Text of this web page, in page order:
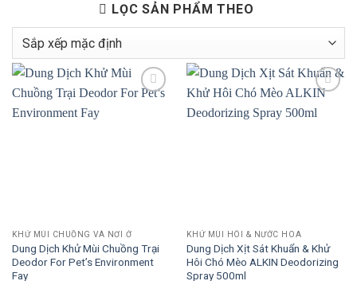
LỌC SẢN PHẨM THEO
KHỬ MÙI CHUỒNG VÀ NƠI Ở
Dung Dịch Khử Mùi Chuồng Trại
Deodor For Pet’s Environment
Fay
wishlist
KHỬ MÙI HÔI & NƯỚC HOA
Dung Dịch Xịt Sát Khuẩn & Khử
Hôi Chó Mèo ALKIN Deodorizing
Spray 500ml